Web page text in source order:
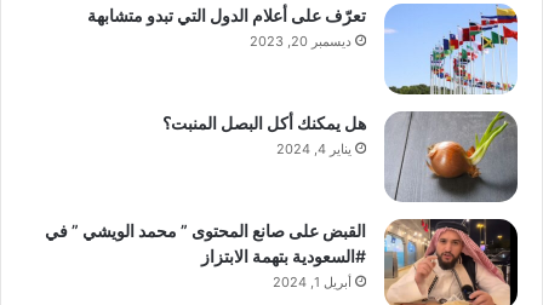
تعرّف على أعلام الدول التي تبدو متشابهة
ديسمبر 20, 2023
هل يمكنك أكل البصل المنبت؟
يناير 4, 2024
القبض على صانع المحتوى ” محمد الويشي ” في
#السعودية بتهمة الابتزاز
أبريل 1, 2024